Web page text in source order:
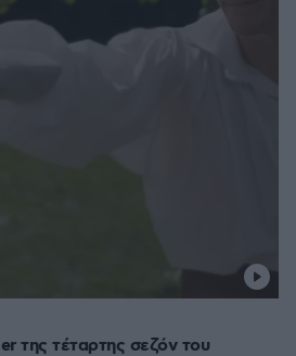
της τέταρτης σεζόν του